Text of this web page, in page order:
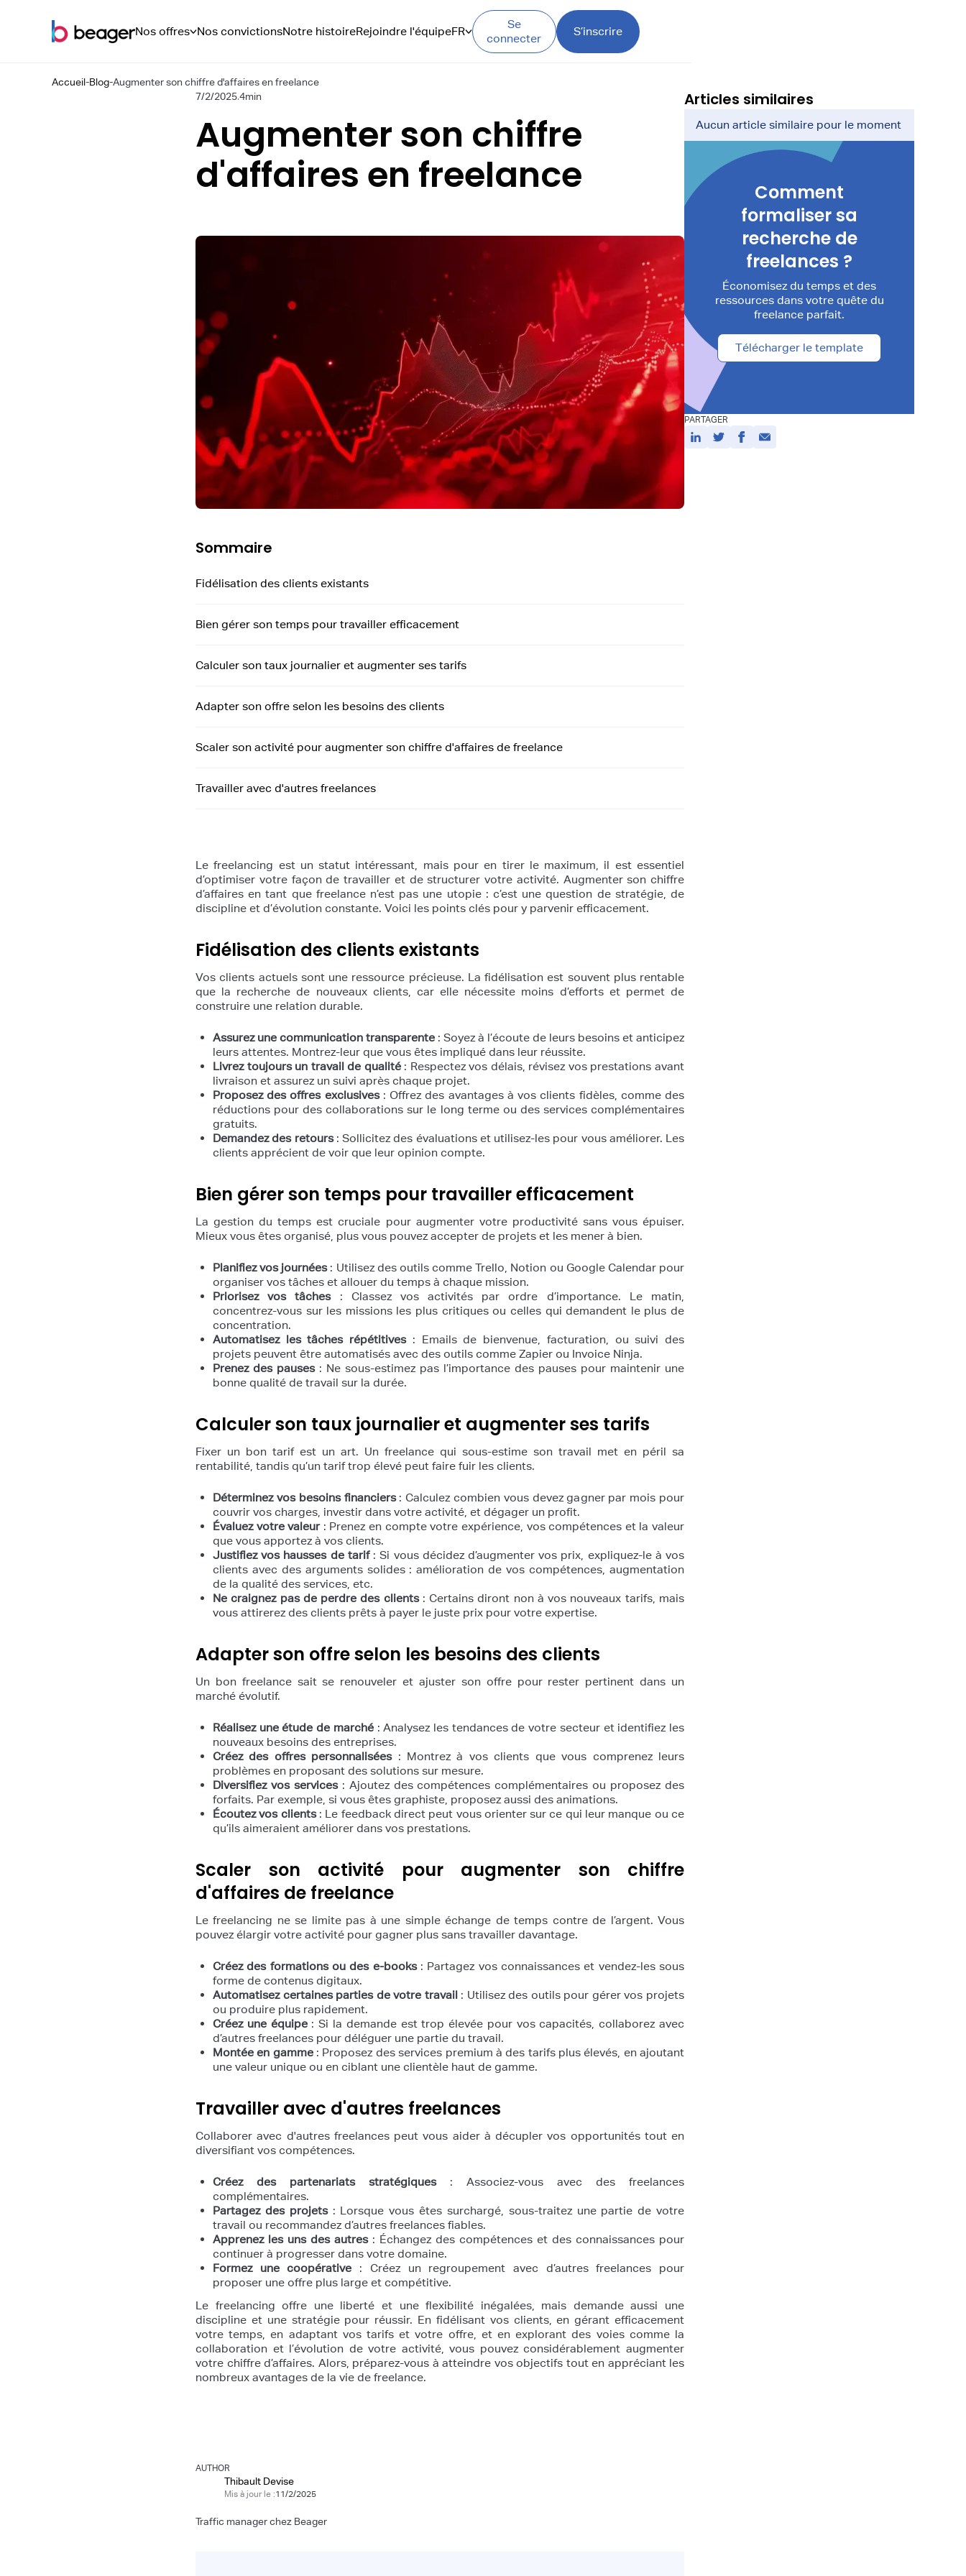
Nos offres Nos convictionsNotre histoireRejoindre l'équipeFR
Se
connecter
S’inscrire
Accueil-Blog-Augmenter son chiffre d'affaires en freelance
7/2/2025.4min
Augmenter son chiffre
d'affaires en freelance
Sommaire
Fidélisation des clients existants
Bien gérer son temps pour travailler efficacement
Calculer son taux journalier et augmenter ses tarifs
Adapter son offre selon les besoins des clients
Scaler son activité pour augmenter son chiffre d'affaires de freelance
Travailler avec d'autres freelances
Le freelancing est un statut intéressant, mais pour en tirer le maximum, il est essentiel
d’optimiser votre façon de travailler et de structurer votre activité. Augmenter son chiffre
d’affaires en tant que freelance n’est pas une utopie : c’est une question de stratégie, de
discipline et d’évolution constante. Voici les points clés pour y parvenir efficacement.
Fidélisation des clients existants
Vos clients actuels sont une ressource précieuse. La fidélisation est souvent plus rentable
que la recherche de nouveaux clients, car elle nécessite moins d’efforts et permet de
construire une relation durable.
Assurez une communication transparente : Soyez à l’écoute de leurs besoins et anticipez
leurs attentes. Montrez-leur que vous êtes impliqué dans leur réussite.
Livrez toujours un travail de qualité: Respectez vos délais, révisez vos prestations avant
livraison et assurez un suivi après chaque projet.
Proposez des offres exclusives: Offrez des avantages à vos clients fidèles, comme des
réductions pour des collaborations sur le long terme ou des services complémentaires
gratuits.
Demandez des retours: Sollicitez des évaluations et utilisez-les pour vous améliorer. Les
clients apprécient de voir que leur opinion compte.
Bien gérer son temps pour travailler efficacement
La gestion du temps est cruciale pour augmenter votre productivité sans vous épuiser.
Mieux vous êtes organisé, plus vous pouvez accepter de projets et les mener à bien.
Planifiez vos journées: Utilisez des outils comme Trello, Notion ou Google Calendar pour
organiser vos tâches et allouer du temps à chaque mission.
Priorisez vos tâches: Classez vos activités par ordre d’importance. Le matin,
concentrez-vous sur les missions les plus critiques ou celles qui demandent le plus de
concentration.
Automatisez les tâches répétitives: Emails de bienvenue, facturation, ou suivi des
projets peuvent être automatisés avec des outils comme Zapier ou Invoice Ninja.
Prenez des pauses: Ne sous-estimez pas l’importance des pauses pour maintenir une
bonne qualité de travail sur la durée.
Calculer son taux journalier et augmenter ses tarifs
Fixer un bon tarif est un art. Un freelance qui sous-estime son travail met en péril sa
rentabilité, tandis qu’un tarif trop élevé peut faire fuir les clients.
Déterminez vos besoins financiers: Calculez combien vous devez gagner par mois pour
couvrir vos charges, investir dans votre activité, et dégager un profit.
Évaluez votre valeur: Prenez en compte votre expérience, vos compétences et la valeur
que vous apportez à vos clients.
Justifiez vos hausses de tarif: Si vous décidez d’augmenter vos prix, expliquez-le à vos
clients avec des arguments solides : amélioration de vos compétences, augmentation
de la qualité des services, etc.
Ne craignez pas de perdre des clients: Certains diront non à vos nouveaux tarifs, mais
vous attirerez des clients prêts à payer le juste prix pour votre expertise.
Adapter son offre selon les besoins des clients
Un bon freelance sait se renouveler et ajuster son offre pour rester pertinent dans un
marché évolutif.
Réalisez une étude de marché: Analysez les tendances de votre secteur et identifiez les
nouveaux besoins des entreprises.
Créez des offres personnalisées: Montrez à vos clients que vous comprenez leurs
problèmes en proposant des solutions sur mesure.
Diversifiez vos services: Ajoutez des compétences complémentaires ou proposez des
forfaits. Par exemple, si vous êtes graphiste, proposez aussi des animations.
Écoutez vos clients: Le feedback direct peut vous orienter sur ce qui leur manque ou ce
qu’ils aimeraient améliorer dans vos prestations.
Scaler son activité pour augmenter son chiffre
d'affaires de freelance
Le freelancing ne se limite pas à une simple échange de temps contre de l’argent. Vous
pouvez élargir votre activité pour gagner plus sans travailler davantage.
Créez des formations ou des e-books: Partagez vos connaissances et vendez-les sous
forme de contenus digitaux.
Automatisez certaines parties de votre travail: Utilisez des outils pour gérer vos projets
ou produire plus rapidement.
Créez une équipe: Si la demande est trop élevée pour vos capacités, collaborez avec
d’autres freelances pour déléguer une partie du travail.
Montée en gamme: Proposez des services premium à des tarifs plus élevés, en ajoutant
une valeur unique ou en ciblant une clientèle haut de gamme.
Travailler avec d'autres freelances
Collaborer avec d'autres freelances peut vous aider à décupler vos opportunités tout en
diversifiant vos compétences.
Créez des partenariats stratégiques: Associez-vous avec des freelances
complémentaires.
Partagez des projets: Lorsque vous êtes surchargé, sous-traitez une partie de votre
travail ou recommandez d’autres freelances fiables.
Apprenez les uns des autres: Échangez des compétences et des connaissances pour
continuer à progresser dans votre domaine.
Formez une coopérative : Créez un regroupement avec d’autres freelances pour
proposer une offre plus large et compétitive.
Le freelancing offre une liberté et une flexibilité inégalées, mais demande aussi une
discipline et une stratégie pour réussir. En fidélisant vos clients, en gérant efficacement
votre temps, en adaptant vos tarifs et votre offre, et en explorant des voies comme la
collaboration et l’évolution de votre activité, vous pouvez considérablement augmenter
votre chiffre d’affaires. Alors, préparez-vous à atteindre vos objectifs tout en appréciant les
nombreux avantages de la vie de freelance.
AUTHOR
Thibault Devise
Mis à jour le :11/2/2025
Traffic manager chez Beager
Articles similaires
Aucun article similaire pour le moment
Comment
formaliser sa
recherche de
freelances ?
Économisez du temps et des
ressources dans votre quête du
freelance parfait.
Télécharger le template
PARTAGER